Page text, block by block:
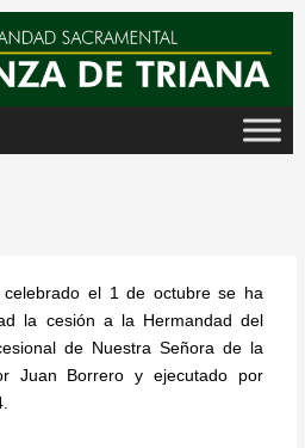
celebrado el 1 de octubre se ha
la cesión a la Hermandad del
de Nuestra Señora de la
Juan Borrero y ejecutado por